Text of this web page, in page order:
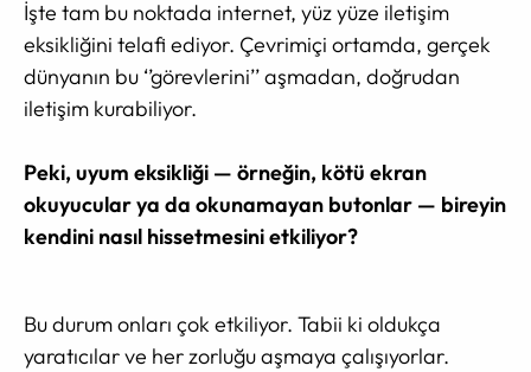
İşte tam bu noktada internet, yüz yüze iletişim
eksikliğini telafi ediyor. Çevrimiçi ortamda, gerçek
dünyanın bu ‘’görevlerini’’ aşmadan, doğrudan
iletişim kurabiliyor.
Peki, uyum eksikliği — örneğin, kötü ekran
okuyucular ya da okunamayan butonlar — bireyin
kendini nasıl hissetmesini etkiliyor?
Bu durum onları çok etkiliyor. Tabii ki oldukça
yaratıcılar ve her zorluğu aşmaya çalışıyorlar.